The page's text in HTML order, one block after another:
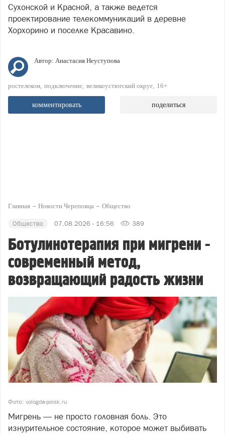
Сухонской и Красной, а также ведется
проектирование телекоммуникаций в деревне
Хорхорино и поселке Красавино.
Автор: Анастасия Неуступова
ростелеком подключение великоустюгский округ 16+
комментировать поделиться
Главная Новости Череповца Общество
Общество 07.08.2026 - 16:56 389
Ботулинотерапия при мигрени -
современный метод,
возвращающий радость жизни
Фото: vologda-poisk.ru
Мигрень — не просто головная боль. Это
изнурительное состояние, которое может выбивать